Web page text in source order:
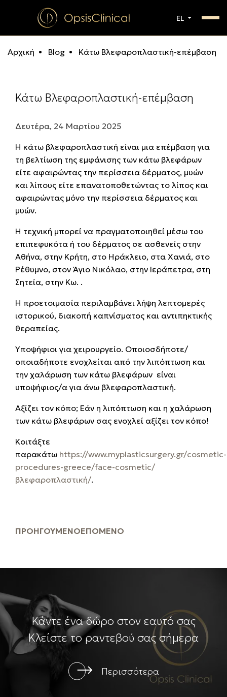
EL
Αρχική Blog Κάτω Βλεφαροπλαστική-επέμβαση
Κάτω Βλεφαροπλαστική-επέμβαση
Δευτέρα, 24 Μαρτίου 2025
Η κάτω βλεφαροπλαστική είναι μια επέμβαση για
τη βελτίωση της εμφάνισης των κάτω βλεφάρων
είτε αφαιρώντας την περίσσεια δέρματος, μυών
και λίπους είτε επανατοποθετώντας το λίπος και
αφαιρώντας μόνο την περίσσεια δέρματος και
μυών.
Η τεχνική μπορεί να πραγματοποιηθεί μέσω του
επιπεφυκότα ή του δέρματος σε ασθενείς στην
Αθήνα, στην Κρήτη, στο Ηράκλειο, στα Χανιά, στο
Ρέθυμνο, στον Άγιο Νικόλαο, στην Ιεράπετρα, στη
Σητεία, στην Κω. .
Η προετοιμασία περιλαμβάνει λήψη λεπτομερές
ιστορικού, διακοπή καπνίσματος και αντιπηκτικής
θεραπείας.
Υποψήφιοι για χειρουργείο. Οποιοσδήποτε/
οποιαδήποτε ενοχλείται από την λιπόπτωση και
την χαλάρωση των κάτω βλεφάρων είναι
υποψήφιος/α για άνω βλεφαροπλαστική.
Αξίζει τον κόπο; Εάν η λιπόπτωση και η χαλάρωση
των κάτω βλεφάρων σας ενοχλεί αξίζει τον κόπο!
Κοιτάξτε
παρακάτω https://www.myplasticsurgery.gr/cosmetic-
procedures-greece/face-cosmetic/
βλεφαροπλαστική/.
ΠΡΟΗΓΟΎΜΕΝΟΕΠΌΜΕΝΟ
Κάντε ένα δώρο στον εαυτό σας
Κλείστε το ραντεβού σας σήμερα
Περισσότερα